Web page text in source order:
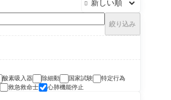

絞り込み
酸素吸入器 除細動 国家試験
特定行為
救急救命士 心肺機能停止